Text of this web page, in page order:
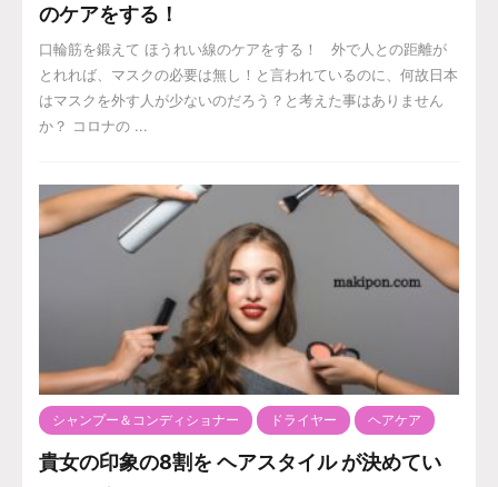
のケアをする！
口輪筋を鍛えて ほうれい線のケアをする！ 外で人との距離が
とれれば、マスクの必要は無し！と言われているのに、何故日本
はマスクを外す人が少ないのだろう？と考えた事はありません
か？ コロナの ...
シャンプー＆コンディショナー ドライヤー ヘアケア
貴女の印象の8割を ヘアスタイル が決めてい